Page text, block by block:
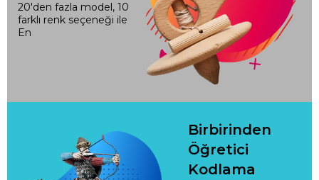
20'den fazla model, 10
farklı renk seçeneği ile
En
Birbirinden
Öğretici
Kodlama